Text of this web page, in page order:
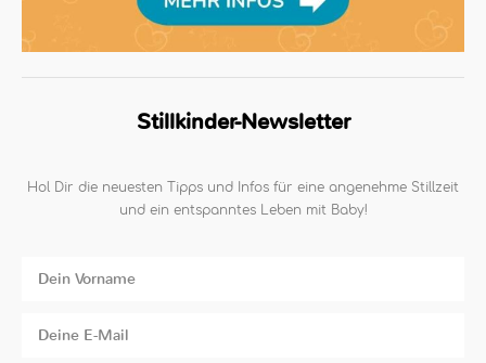
Stillkinder-Newsletter
Hol Dir die neuesten Tipps und Infos für eine angenehme Stillzeit
und ein entspanntes Leben mit Baby!